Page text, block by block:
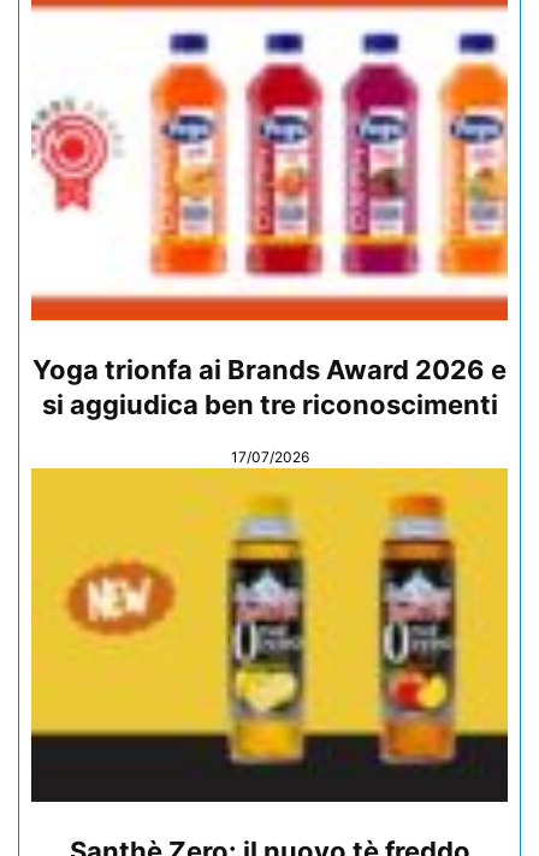
Yoga trionfa ai Brands Award 2026 e
si aggiudica ben tre riconoscimenti
17/07/2026